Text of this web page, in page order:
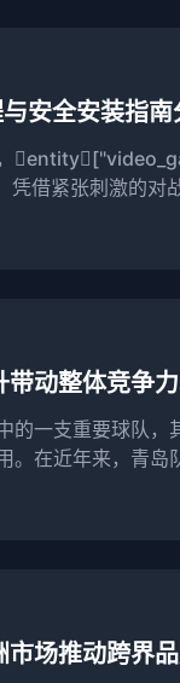
安全安装指
借紧张刺激的对
带动整体竞争
的一支重要球队
。在近年来，青岛
自信心和战术执行...
场推动跨界